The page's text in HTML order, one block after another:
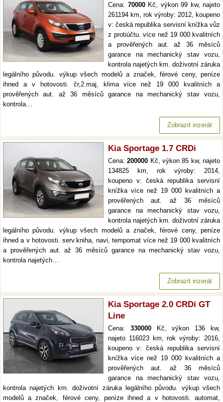
Cena: 70000Kč, výkon 99 kw, najeto
261194 km, rok výroby: 2012, koupeno
v: česká republika servisní knížka vůz
z protiúčtu. více než 19 000 kvalitních
a prověřených aut. až 36 měsíců
garance na mechanický stav vozu,
kontrola najetých km. doživotní záruka
legálního původu. výkup všech modelů a značek, férové ceny, peníze
ihned a v hotovosti. čr,2.maj, klima více než 19 000 kvalitních a
prověřených aut. až 36 měsíců garance na mechanický stav vozu,
kontrola…
Zobrazit inzerát
Kia Sportage 1.7 CRDi
Cena:200000 Kč, výkon 85 kw, najeto
134825 km, rok výroby: 2014,
koupeno v: česká republika servisní
knížka více než 19 000 kvalitních a
prověřených aut. až 36 měsíců
garance na mechanický stav vozu,
kontrola najetých km. doživotní záruka
legálního původu. výkup všech modelů a značek, férové ceny, peníze
ihned a v hotovosti. serv.kniha, navi, tempomat více než 19 000 kvalitních
a prověřených aut. až 36 měsíců garance na mechanický stav vozu,
kontrola najetých…
Zobrazit inzerát
Kia Sportage 2.0 CRDi GT
Line
Cena: 330000Kč, výkon 136 kw,
najeto 116023 km, rok výroby: 2016,
koupeno v: česká republika servisní
knížka více než 19 000 kvalitních a
prověřených aut. až 36 měsíců
garance na mechanický stav vozu,
kontrola najetých km. doživotní záruka legálního původu. výkup všech
modelů a značek, férové ceny, peníze ihned a v hotovosti. automat,